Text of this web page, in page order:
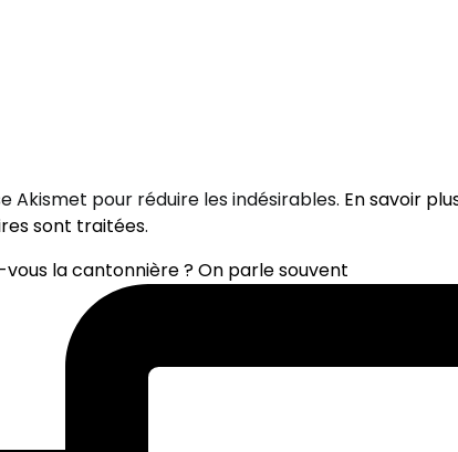
Akismet pour réduire les indésirables. En savoir
sont traitées.
vous la cantonnière ? On parle souvent